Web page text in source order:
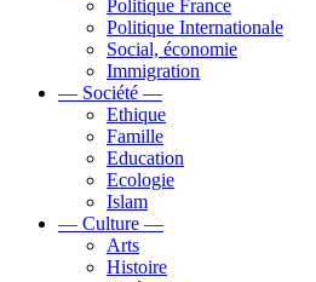
Politique France
Politique Internationale
Social, économie
Immigration
— Société —
Ethique
Famille
Education
Ecologie
Islam
— Culture —
Arts
Histoire